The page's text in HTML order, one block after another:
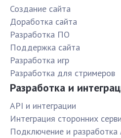
Создание сайта
Доработка сайта
Разработка ПО
Поддержка сайта
Разработка игр
Разработка для стримеров
Разработка и
API и интеграции
Интеграция сторонних
Подключение и разработка